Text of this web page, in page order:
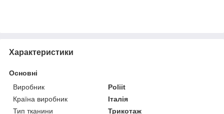
Характеристики
Основні
Виробник
Poliit
Країна виробник
Італія
Тип тканини
Трикотаж